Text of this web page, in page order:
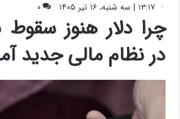
۱۳:۱۷ | سه شنبه، ۱۶ تیر ۱۴۰۵ ۰
چرا دلار هنوز
در نظام مالی جدید